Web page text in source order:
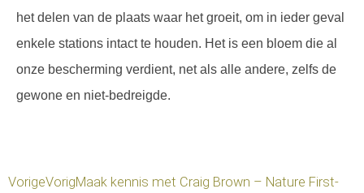
het delen van de plaats waar het groeit, om in ieder geval
enkele stations intact te houden. Het is een bloem die al
onze bescherming verdient, net als alle andere, zelfs de
gewone en niet-bedreigde.
VorigeVorigMaak kennis met Craig Brown – Nature First-